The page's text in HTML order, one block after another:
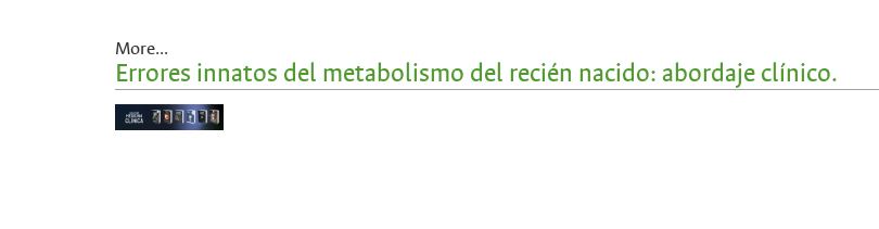
More...
Errores innatos del metabolismo del recién nacido: abordaje clínico.